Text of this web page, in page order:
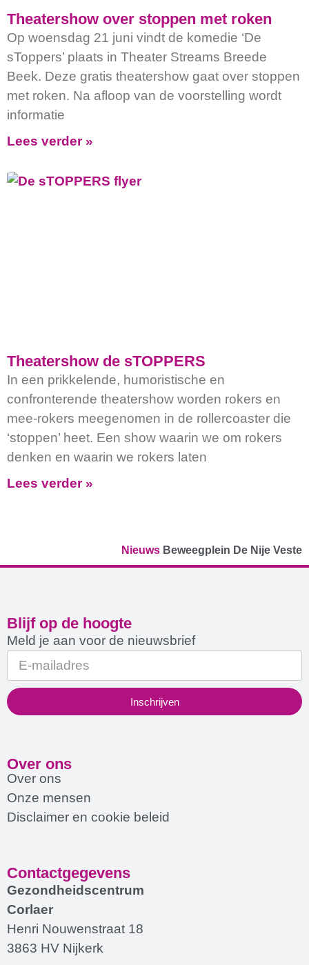
Theatershow over stoppen met roken
Op woensdag 21 juni vindt de komedie ‘De
sToppers’ plaats in Theater Streams Breede
Beek. Deze gratis theatershow gaat over stoppen
met roken. Na afloop van de voorstelling wordt
informatie
Lees verder »
Theatershow de sTOPPERS
In een prikkelende, humoristische en
confronterende theatershow worden rokers en
mee-rokers meegenomen in de rollercoaster die
‘stoppen’ heet. Een show waarin we om rokers
denken en waarin we rokers laten
Lees verder »
Nieuws Beweegplein De Nije Veste
Blijf op de hoogte
Meld je aan voor de nieuwsbrief
Inschrijven
Over ons
Over ons
Onze mensen
Disclaimer en cookie beleid
Contactgegevens
Gezondheidscentrum
Corlaer
Henri Nouwenstraat 18
3863 HV Nijkerk